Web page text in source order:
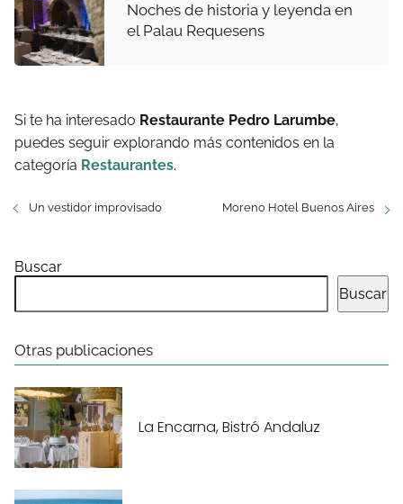
Noches de historia y leyenda en
el Palau Requesens
Si te ha interesado Restaurante Pedro Larumbe,
puedes seguir explorando más contenidos en la
categoría Restaurantes.
Un vestidor improvisado Moreno Hotel Buenos Aires
Buscar
Buscar
Otras publicaciones
La Encarna, Bistró Andaluz